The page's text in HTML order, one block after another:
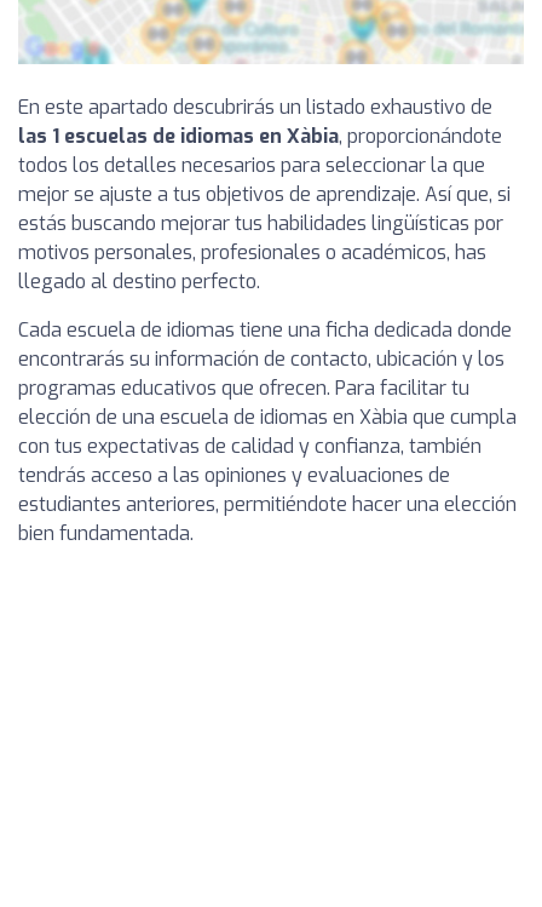
En este apartado descubrirás un listado exhaustivo de
las 1 escuelas de idiomas en Xàbia, proporcionándote
todos los detalles necesarios para seleccionar la que
mejor se ajuste a tus objetivos de aprendizaje. Así que, si
estás buscando mejorar tus habilidades lingüísticas por
motivos personales, profesionales o académicos, has
llegado al destino perfecto.
Cada escuela de idiomas tiene una ficha dedicada donde
encontrarás su información de contacto, ubicación y los
programas educativos que ofrecen. Para facilitar tu
elección de una escuela de idiomas en Xàbia que cumpla
con tus expectativas de calidad y confianza, también
tendrás acceso a las opiniones y evaluaciones de
estudiantes anteriores, permitiéndote hacer una elección
bien fundamentada.